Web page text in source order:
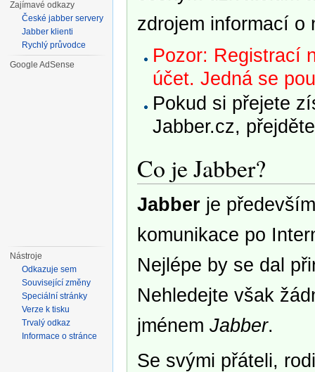
zdrojem informací o
Pozor: Registrací
účet. Jedná se
Pokud si přejete
Jabber.cz,
Co je Jabber?
Jabberje
komunikace po
Nejlépe by se dal
Nehledejte však
jménem Jabber.
Se svými přáteli,
Zajímavé odkazy
České jabber servery
Jabber klienti
Rychlý průvodce
Google AdSense
Nástroje
Odkazuje sem
Související změny
Speciální stránky
Verze k tisku
Trvalý odkaz
Informace o stránce